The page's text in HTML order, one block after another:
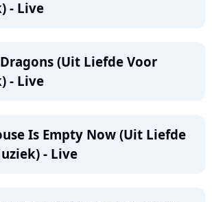
- Live
(Uit Liefde Voor
- Live
Is Empty Now (Uit Liefde
- Live